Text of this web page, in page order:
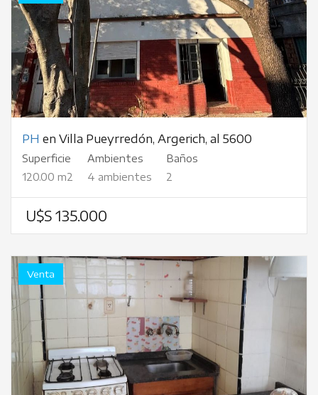
PH en Villa Pueyrredón, Argerich, al 5600
Superficie
120.00 m2
Ambientes
4 ambientes
Baños
2
U$S 135.000
Venta